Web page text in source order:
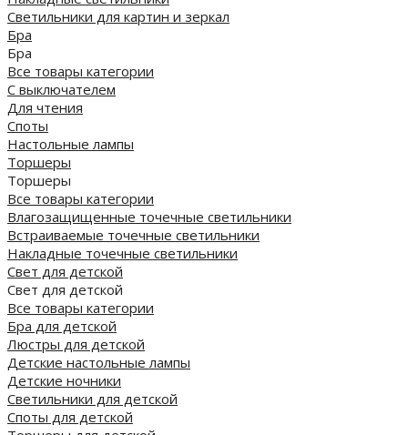
Светильники для картин и зеркал
Бра
Бра
Все товары категории
С выключателем
Для чтения
Споты
Настольные лампы
Торшеры
Торшеры
Все товары категории
Влагозащищенные точечные светильники
Встраиваемые точечные светильники
Накладные точечные светильники
Свет для детской
Свет для детской
Все товары категории
Бра для детской
Люстры для детской
Детские настольные лампы
Детские ночники
Светильники для детской
Споты для детской